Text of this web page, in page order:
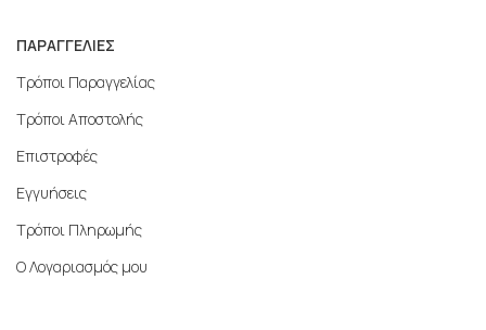
ΠΑΡΑΓΓΕΛΙΕΣ
Τρόποι Παραγγελίας
Τρόποι Αποστολής
Επιστροφές
Εγγυήσεις
Τρόποι Πληρωμής
Ο Λογαριασμός μου